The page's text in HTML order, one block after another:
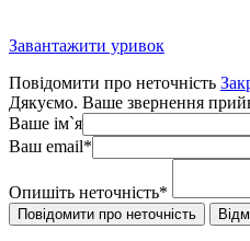
Завантажити уривок
Повідомити про неточність
Дякуємо. Ваше звернення
Ваше ім`я
Ваш email*
Опишіть неточність*